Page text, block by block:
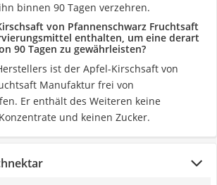
binnen 90 Tagen verzehren.
von Pfannenschwarz Fruchtsaft
enthalten, um eine derart
90 Tagen zu gewährleisten?
ist der Apfel-Kirschsaft von
Manufaktur frei von
Er enthält des Weiteren keine
und keinen Zucker.